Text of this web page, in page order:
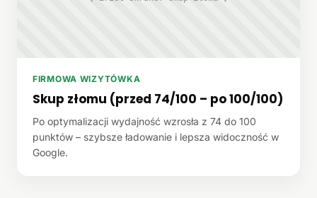
FIRMOWA WIZYTÓWKA
Skup złomu (przed 74/100 – po 100/100)
Po optymalizacji wydajność wzrosła z 74 do 100
punktów – szybsze ładowanie i lepsza widoczność w
Google.